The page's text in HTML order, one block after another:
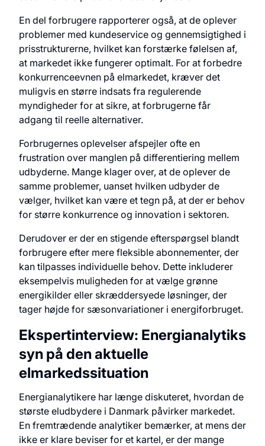
En del forbrugere rapporterer også, at de oplever
problemer med kundeservice og gennemsigtighed i
prisstrukturerne, hvilket kan forstærke følelsen af,
at markedet ikke fungerer optimalt. For at forbedre
konkurrenceevnen på elmarkedet, kræver det
muligvis en større indsats fra regulerende
myndigheder for at sikre, at forbrugerne får
adgang til reelle alternativer.
Forbrugernes oplevelser afspejler ofte en
frustration over manglen på differentiering mellem
udbyderne. Mange klager over, at de oplever de
samme problemer, uanset hvilken udbyder de
vælger, hvilket kan være et tegn på, at der er behov
for større konkurrence og innovation i sektoren.
Derudover er der en stigende efterspørgsel blandt
forbrugere efter mere fleksible abonnementer, der
kan tilpasses individuelle behov. Dette inkluderer
eksempelvis muligheden for at vælge grønne
energikilder eller skræddersyede løsninger, der
tager højde for sæsonvariationer i energiforbruget.
Ekspertinterview: Energianalytiks
syn på den aktuelle
elmarkedssituation
Energianalytikere har længe diskuteret, hvordan de
største eludbydere i Danmark påvirker markedet.
En fremtrædende analytiker bemærker, at mens der
ikke er klare beviser for et kartel, er der mange